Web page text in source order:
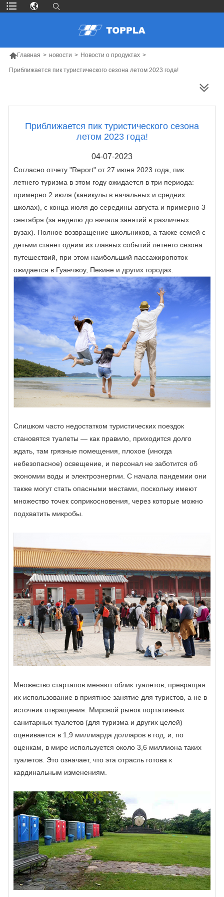
Главная > новости > Новости о продуктах >
Приближается пик туристического сезона летом 2023 года!
Приближается пик туристического сезона
летом 2023 года!
04-07-2023
Согласно отчету "Report" от 27 июня 2023 года, пик
летнего туризма в этом году ожидается в три периода:
примерно 2 июля (каникулы в начальных и средних
школах), с конца июля до середины августа и примерно 3
сентября (за неделю до начала занятий в различных
вузах). Полное возвращение школьников, а также семей с
детьми станет одним из главных событий летнего сезона
путешествий, при этом наибольший пассажиропоток
ожидается в Гуанчжоу, Пекине и других городах.
Слишком часто недостатком туристических поездок
становятся туалеты — как правило, приходится долго
ждать, там грязные помещения, плохое (иногда
небезопасное) освещение, и персонал не заботится об
экономии воды и электроэнергии. С начала пандемии они
также могут стать опасными местами, поскольку имеют
множество точек соприкосновения, через которые можно
подхватить микробы.
Множество стартапов меняют облик туалетов, превращая
их использование в приятное занятие для туристов, а не в
источник отвращения. Мировой рынок портативных
санитарных туалетов (для туризма и других целей)
оценивается в 1,9 миллиарда долларов в год, и, по
оценкам, в мире используется около 3,6 миллиона таких
туалетов. Это означает, что эта отрасль готова к
кардинальным изменениям.